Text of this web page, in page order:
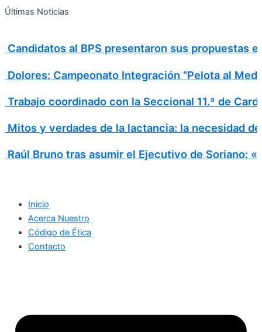
Ir
Últimas Noticias
Candidatos al BPS presentaron sus propuestas
Dolores: Campeonato Integración “Pelota al
Trabajo coordinado con la Seccional 11.ª de
Mitos y verdades de la lactancia: la necesidad
Raúl Bruno tras asumir el Ejecutivo de Soriano:
Inicio
Acerca Nuestro
Código de Ética
Contacto
Search